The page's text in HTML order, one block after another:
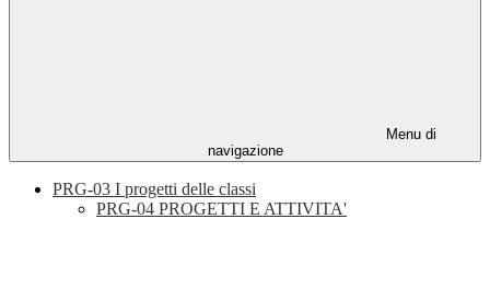
Menu di
navigazione
PRG-03 I progetti delle classi
PRG-04 PROGETTI E ATTIVITA'